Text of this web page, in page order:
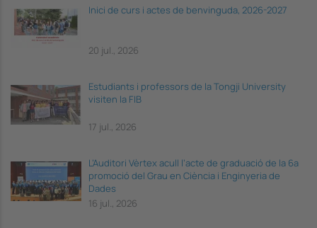
Inici de curs i actes de benvinguda, 2026-2027
20 jul., 2026
Estudiants i professors de la Tongji University
visiten la FIB
17 jul., 2026
L’Auditori Vèrtex acull l’acte de graduació de la 6a
promoció del Grau en Ciència i Enginyeria de
Dades
16 jul., 2026